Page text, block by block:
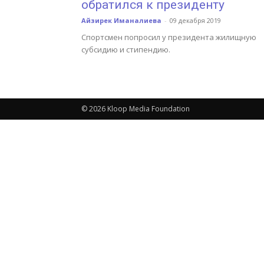
обратился к президенту
Айзирек Иманалиева - 09 декабря 2019
Спортсмен попросил у президента жилищную
субсидию и стипендию.
© 2026 Kloop Media Foundation